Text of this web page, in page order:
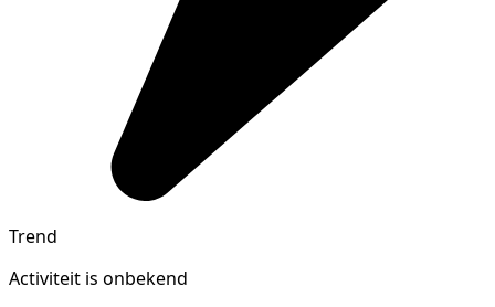
Trend
Activiteit is onbekend